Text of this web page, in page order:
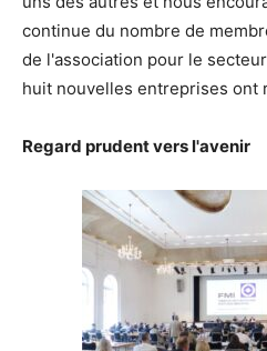
continue du nombre de
de l'association pour le
huit nouvelles entreprises ont
Regard prudent vers l'avenir